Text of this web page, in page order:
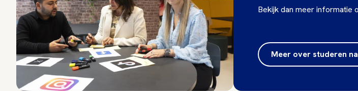
Bekijk dan meer informatie
Meer over studeren